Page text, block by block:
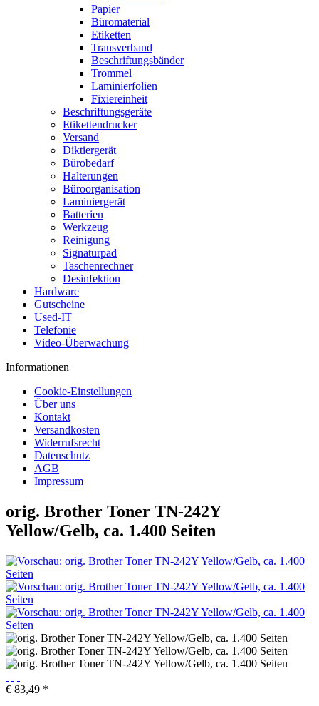
Papier
Büromaterial
Etiketten
Transverband
Beschriftungsbänder
Trommel
Laminierfolien
Fixiereinheit
Beschriftungsgeräte
Etikettendrucker
Versand
Diktiergerät
Bürobedarf
Halterungen
Büroorganisation
Laminiergerät
Batterien
Werkzeug
Reinigung
Signaturpad
Taschenrechner
Desinfektion
Hardware
Gutscheine
Used-IT
Telefonie
Video-Überwachung
Informationen
Cookie-Einstellungen
Über uns
Kontakt
Versandkosten
Widerrufsrecht
Datenschutz
AGB
Impressum
orig. Brother Toner TN-242Y
Yellow/Gelb, ca. 1.400 Seiten
€ 83,49 *